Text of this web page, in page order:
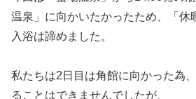
温泉」に向かいたかったため、「休
入浴は諦めました。
私たちは2日目は角館に向かった為
ることはできませんでしたが、